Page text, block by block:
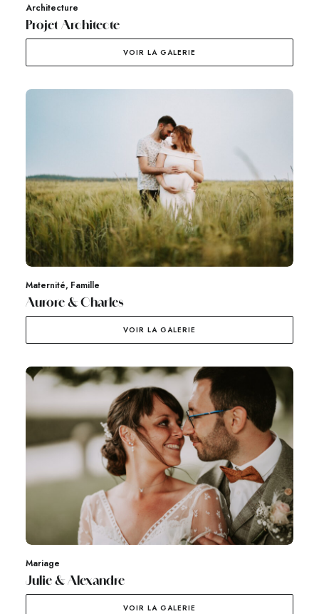
Architecture
Projet Architecte
VOIR LA GALERIE
Maternité, Famille
Aurore & Charles
VOIR LA GALERIE
Mariage
Julie & Alexandre
VOIR LA GALERIE